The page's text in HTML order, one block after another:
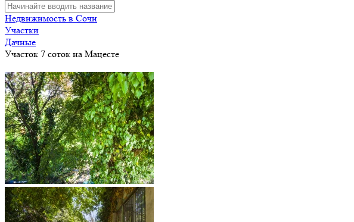
Недвижимость в Сочи
Участки
Дачные
Участок 7 соток на Мацесте